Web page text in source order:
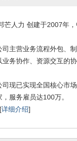
芒人力 创建于2007年，
司主营业务流程外包、
业务协作、资源交互的
司现已实现全国核心市
，服务雇员达100万。
[详细介绍]